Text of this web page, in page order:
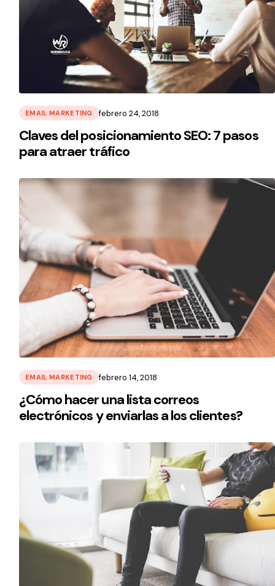
EMAIL MARKETING febrero 24, 2018
Claves del posicionamiento SEO: 7 pasos
para atraer tráfico
EMAIL MARKETING febrero 14, 2018
¿Cómo hacer una lista correos
electrónicos y enviarlas a los clientes?